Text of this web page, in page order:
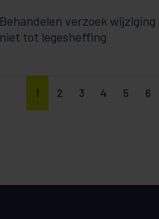
Behandelen verzoek
niet tot legesheffing
1 2 3 4 5 6